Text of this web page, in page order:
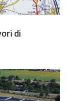
di